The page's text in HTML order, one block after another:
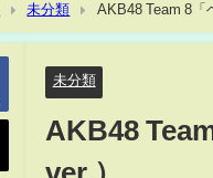
未分類 AKB48 Team 8「
未分類
AKB48
ver.）